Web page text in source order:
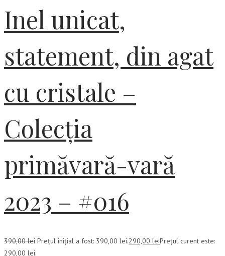
Inel unicat,
statement, din agat
cu cristale –
Colecția
primăvară-vară
2023 – #016
390,00lei Prețul inițial a fost: 390,00 lei.290,00 leiPrețul curent este:
290,00 lei.